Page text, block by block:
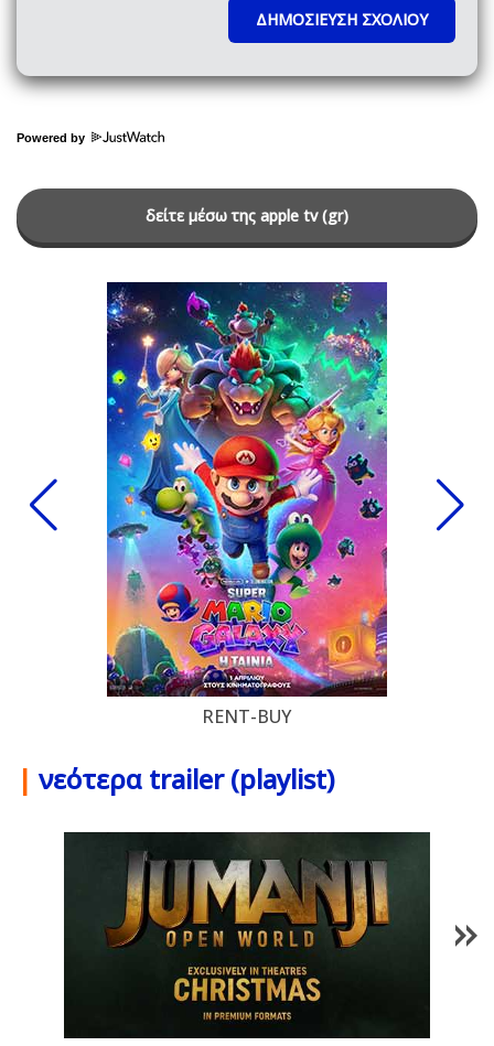
Powered by
δείτε μέσω της apple tv (gr)
RENT-BUY
| νεότερα trailer (playlist)
1/85